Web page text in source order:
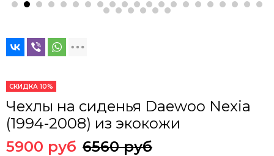
СКИДКА 10%
Чехлы на сиденья Daewoo Nexia
(1994-2008) из экокожи
5900 руб 6560 руб